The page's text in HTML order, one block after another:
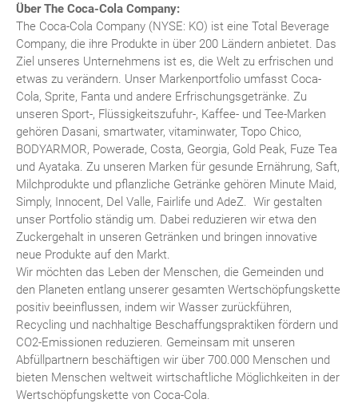
Über The Coca-Cola Company:
The Coca-Cola Company (NYSE: KO) ist eine Total Beverage
Company, die ihre Produkte in über 200 Ländern anbietet. Das
Ziel unseres Unternehmens ist es, die Welt zu erfrischen und
etwas zu verändern. Unser Markenportfolio umfasst Coca-
Cola, Sprite, Fanta und andere Erfrischungsgetränke. Zu
unseren Sport-, Flüssigkeitszufuhr-, Kaffee- und Tee-Marken
gehören Dasani, smartwater, vitaminwater, Topo Chico,
BODYARMOR, Powerade, Costa, Georgia, Gold Peak, Fuze Tea
und Ayataka. Zu unseren Marken für gesunde Ernährung, Saft,
Milchprodukte und pflanzliche Getränke gehören Minute Maid,
Simply, Innocent, Del Valle, Fairlife und AdeZ. Wir gestalten
unser Portfolio ständig um. Dabei reduzieren wir etwa den
Zuckergehalt in unseren Getränken und bringen innovative
neue Produkte auf den Markt.
Wir möchten das Leben der Menschen, die Gemeinden und
den Planeten entlang unserer gesamten Wertschöpfungskette
positiv beeinflussen, indem wir Wasser zurückführen,
Recycling und nachhaltige Beschaffungspraktiken fördern und
CO2-Emissionen reduzieren. Gemeinsam mit unseren
Abfüllpartnern beschäftigen wir über 700.000 Menschen und
bieten Menschen weltweit wirtschaftliche Möglichkeiten in der
Wertschöpfungskette von Coca-Cola.